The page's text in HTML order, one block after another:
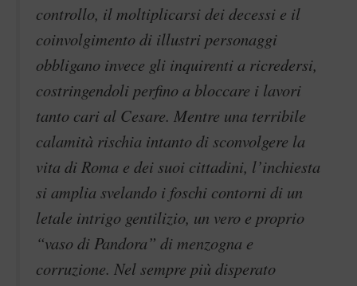
controllo, il moltiplicarsi dei decessi e il
coinvolgimento di illustri personaggi
obbligano invece gli inquirenti a ricredersi,
costringendoli perfino a bloccare i lavori
tanto cari al Cesare. Mentre una terribile
calamità rischia intanto di sconvolgere la
vita di Roma e dei suoi cittadini, l’inchiesta
si amplia svelando i foschi contorni di un
letale intrigo gentilizio, un vero e proprio
“vaso di Pandora” di menzogna e
corruzione. Nel sempre più disperato